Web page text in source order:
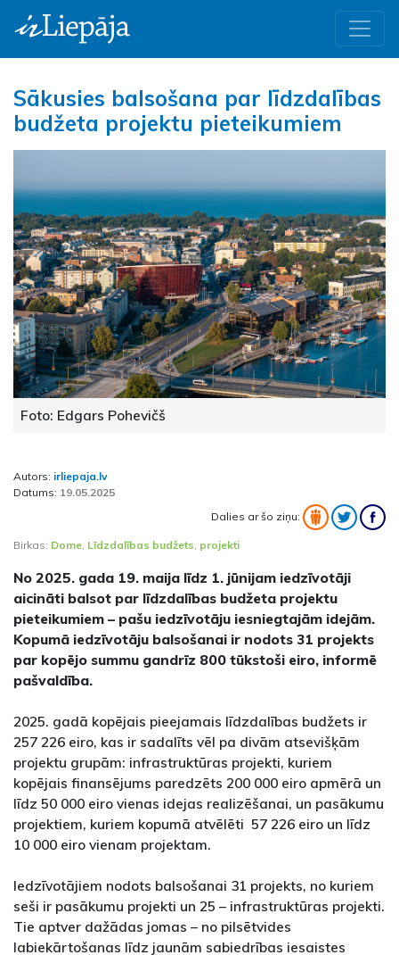
Sākusies balsošana par līdzdalības
budžeta projektu pieteikumiem
Foto: Edgars Pohevičš
Autors: irliepaja.lv
Datums: 19.05.2025
Dalies ar šo ziņu:
Birkas: Dome Līdzdalības budžets projekti
No 2025. gada 19. maija līdz 1. jūnijam iedzīvotāji
aicināti balsot par līdzdalības budžeta projektu
pieteikumiem – pašu iedzīvotāju iesniegtajām idejām.
Kopumā iedzīvotāju balsošanai ir nodots 31 projekts
par kopējo summu gandrīz 800 tūkstoši eiro, informē
pašvaldība.
2025. gadā kopējais pieejamais līdzdalības budžets ir
257 226 eiro, kas ir sadalīts vēl pa divām atsevišķām
projektu grupām: infrastruktūras projekti, kuriem
kopējais finansējums paredzēts 200 000 eiro apmērā un
līdz 50 000 eiro vienas idejas realizēšanai, un pasākumu
projektiem, kuriem kopumā atvēlēti 57 226 eiro un līdz
10 000 eiro vienam projektam.
Iedzīvotājiem nodots balsošanai 31 projekts, no kuriem
seši ir pasākumu projekti un 25 – infrastruktūras projekti.
Tie aptver dažādas jomas – no pilsētvides
labiekārtošanas līdz jaunām sabiedrības iesaistes